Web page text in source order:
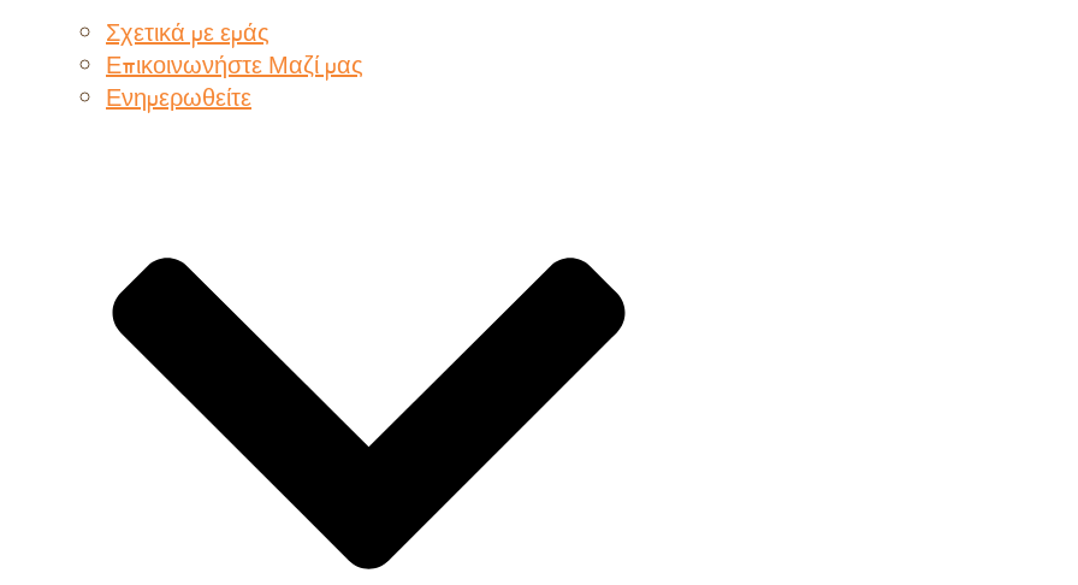
Σχετικά με εμάς
Επικοινωνήστε Μαζί μας
Ενημερωθείτε